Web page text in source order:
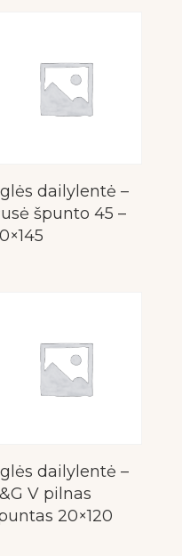
dailylentė –
špunto 45 –
dailylentė –
V pilnas
20×120